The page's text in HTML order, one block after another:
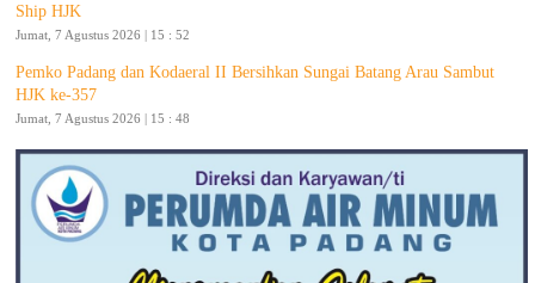
Ship HJK
Jumat, 7 Agustus 2026 | 15 : 52
Pemko Padang dan Kodaeral II Bersihkan Sungai Batang Arau Sambut
HJK ke-357
Jumat, 7 Agustus 2026 | 15 : 48